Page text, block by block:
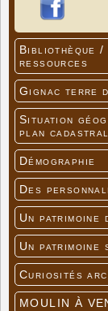
Bibliothèque /
ressources
Gignac terre
Situation
plan cadastral
Démographie
Des
Un patrimoine
Un patrimoine
Curiosités
MOULIN À